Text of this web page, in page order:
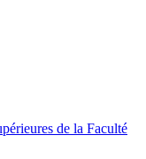
de la Faculté